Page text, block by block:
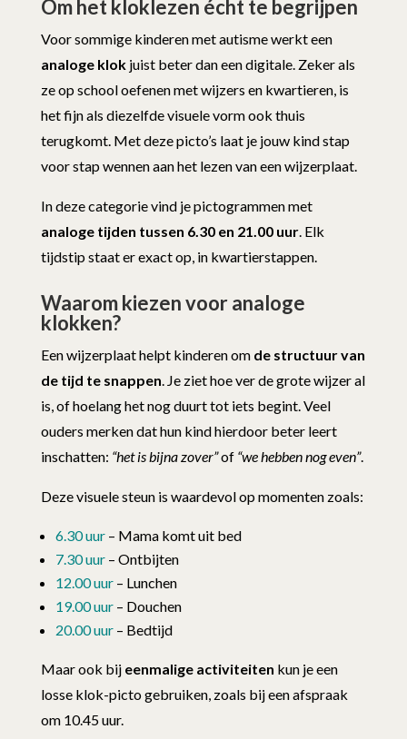
Om het kloklezen écht te begrijpen
Voor sommige kinderen met autisme werkt een
analoge klokjuist beter dan een digitale. Zeker als
ze op school oefenen met wijzers en kwartieren, is
het fijn als diezelfde visuele vorm ook thuis
terugkomt. Met deze picto’s laat je jouw kind stap
voor stap wennen aan het lezen van een wijzerplaat.
In deze categorie vind je pictogrammen met
analoge tijden tussen 6.30 en 21.00 uur. Elk
tijdstip staat er exact op, in kwartierstappen.
Waarom kiezen voor analoge
klokken?
Een wijzerplaat helpt kinderen om de structuur van
de tijd te snappen. Je ziet hoe ver de grote wijzer al
is, of hoelang het nog duurt tot iets begint. Veel
ouders merken dat hun kind hierdoor beter leert
inschatten: “het is bijna zover”of “we hebben nog even”.
Deze visuele steun is waardevol op momenten zoals:
6.30 uur– Mama komt uit bed
7.30 uur – Ontbijten
12.00 uur– Lunchen
19.00 uur– Douchen
20.00 uur– Bedtijd
Maar ook bij eenmalige activiteiten kun je een
losse klok-picto gebruiken, zoals bij een afspraak
om 10.45 uur.